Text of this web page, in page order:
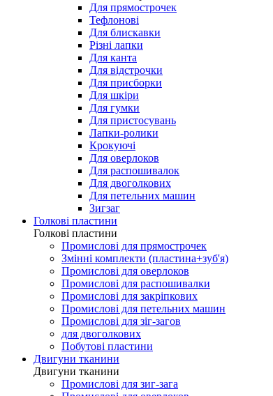
Для прямострочек
Тефлонові
Для блискавки
Різні лапки
Для канта
Для відстрочки
Для присборки
Для шкіри
Для гумки
Для пристосувань
Лапки-ролики
Крокуючі
Для оверлоков
Для распошивалок
Для двоголкових
Для петельних машин
Зигзаг
Голкові пластини
Голкові пластини
Промислові для прямострочек
Змінні комплекти (пластина+зуб'я)
Промислові для оверлоков
Промислові для распошивалки
Промислові для закріпкових
Промислові для петельних машин
Промислові для зіг-загов
для двоголкових
Побутові пластини
Двигуни тканини
Двигуни тканини
Промислові для зиг-зага